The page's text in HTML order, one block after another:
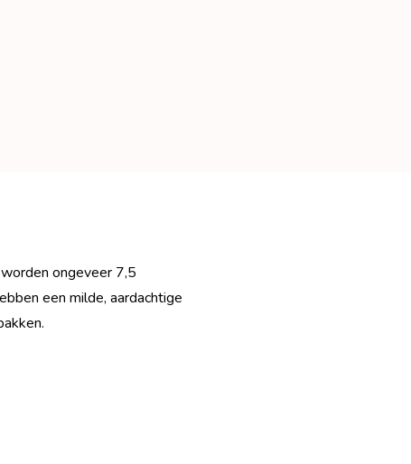
ongeveer 7,5
een milde, aardachtige